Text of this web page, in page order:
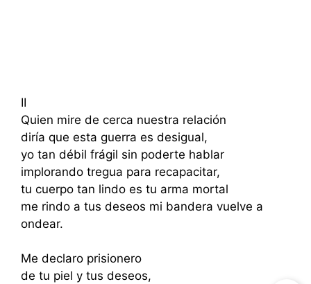
II
Quien mire de cerca nuestra relación
diría que esta guerra es desigual,
yo tan débil frágil sin poderte hablar
implorando tregua para recapacitar,
tu cuerpo tan lindo es tu arma mortal
me rindo a tus deseos mi bandera vuelve a
ondear.
Me declaro prisionero
de tu piel y tus deseos,